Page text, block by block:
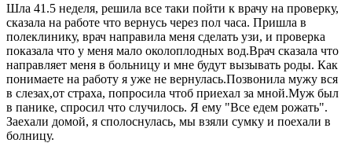
Шла 41.5 неделя, решила все таки пойти к врачу на проверку,
сказала на работе что вернусь через пол часа. Пришла в
полеклинику, врач направила меня сделать узи, и проверка
показала что у меня мало околоплодных вод.Врач сказала что
направляет меня в больницу и мне будут вызывать роды. Как
понимаете на работу я уже не вернулась.Позвонила мужу вся
в слезах,от страха, попросила чтоб приехал за мной.Муж был
в панике, спросил что случилось. Я ему "Все едем рожать".
Заехали домой, я сполоснулась, мы взяли сумку и поехали в
болницу.